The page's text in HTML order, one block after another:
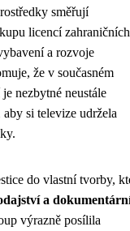
směřují
licencí zahraničních
a rozvoje
že v současném
nezbytné neustále
si televize udržela
do vlastní tvorby,
a
výrazně posílila